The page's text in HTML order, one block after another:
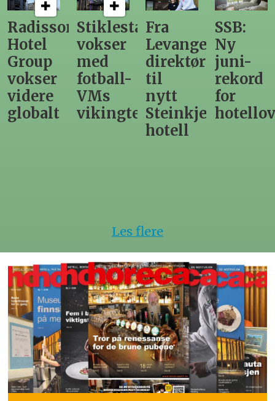
Stiklestad
vokser
med
fotball-
VMs
vikingtematikk
Fra
Levanger-
direktør
til
nytt
Steinkjer-
SSB:
Ny
juni-
rekord
for
Elendig
gir
utslag
for
Les flere